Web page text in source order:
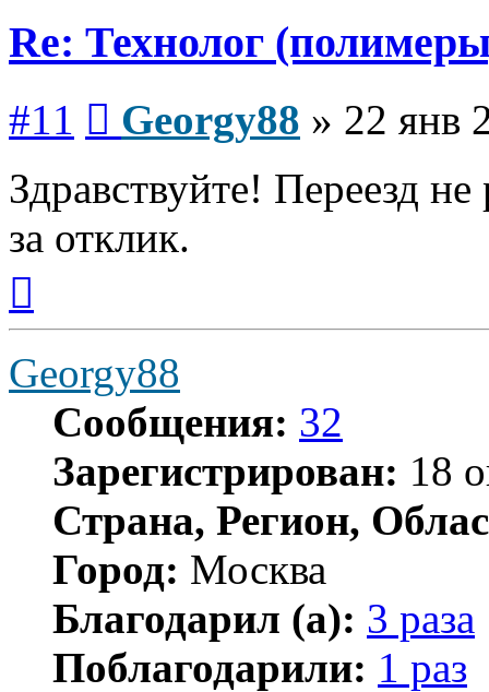
Re: Технолог
#11 Georgy88 » 22 янв
Здравствуйте! Переезд
за отклик.
началу
Georgy88
Сообщения: 32
Зарегистрирован: 18
Страна, Регион,
Город: Москва
Благодарил (а): 3 раза
Поблагодарили: 1 раз